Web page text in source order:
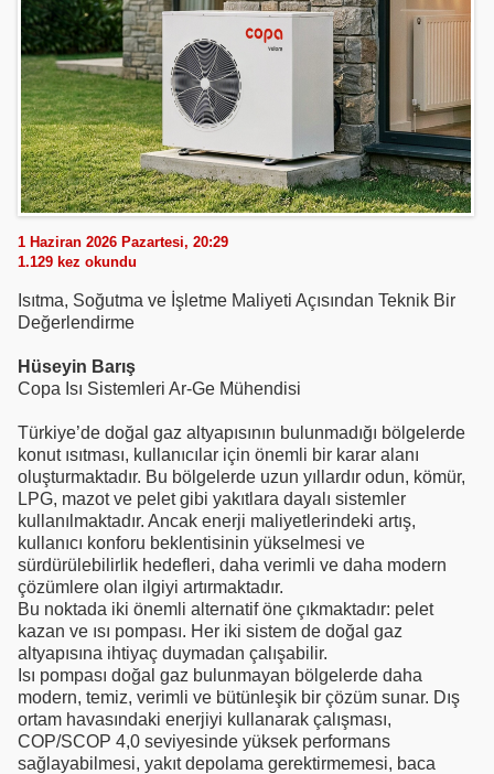
1 Haziran 2026 Pazartesi, 20:29
1.129 kez okundu
Isıtma, Soğutma ve İşletme Maliyeti Açısından Teknik Bir
Değerlendirme
Hüseyin Barış
Copa Isı Sistemleri Ar-Ge Mühendisi
Türkiye’de doğal gaz altyapısının bulunmadığı bölgelerde
konut ısıtması, kullanıcılar için önemli bir karar alanı
oluşturmaktadır. Bu bölgelerde uzun yıllardır odun, kömür,
LPG, mazot ve pelet gibi yakıtlara dayalı sistemler
kullanılmaktadır. Ancak enerji maliyetlerindeki artış,
kullanıcı konforu beklentisinin yükselmesi ve
sürdürülebilirlik hedefleri, daha verimli ve daha modern
çözümlere olan ilgiyi artırmaktadır.
Bu noktada iki önemli alternatif öne çıkmaktadır: pelet
kazan ve ısı pompası. Her iki sistem de doğal gaz
altyapısına ihtiyaç duymadan çalışabilir.
Isı pompası doğal gaz bulunmayan bölgelerde daha
modern, temiz, verimli ve bütünleşik bir çözüm sunar. Dış
ortam havasındaki enerjiyi kullanarak çalışması,
COP/SCOP 4,0 seviyesinde yüksek performans
sağlayabilmesi, yakıt depolama gerektirmemesi, baca